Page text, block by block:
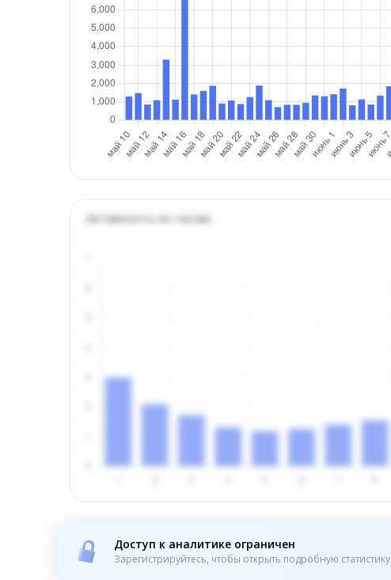
Активность по часам
Доступ к аналитике ограничен
Зарегистрируйтесь, чтобы открыть подробную статистику